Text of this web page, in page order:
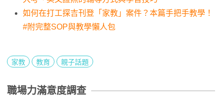
如何在打工探吉刊登「家教」案件？本篇手把手教學！
#附完整SOP與教學懶人包
家教 教育 親子話題
職場力滿意度調查